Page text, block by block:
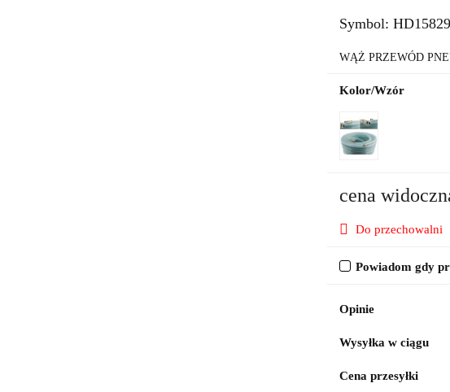
Symbol:HD15829
WĄŻ PRZEWÓD
Kolor/Wzór
cena
Do przechowalni
Powiadom gdy
Opinie
Wysyłka w ciągu
Cena przesyłki